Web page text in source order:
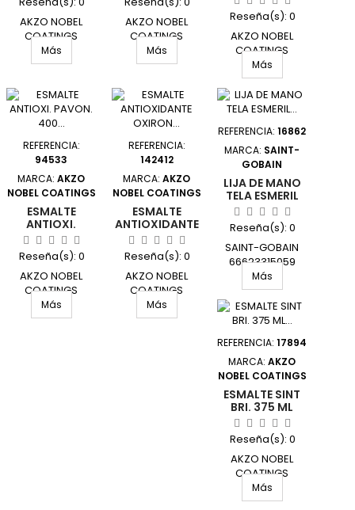
AKZO NOBEL
COATINGS
03S472104/5806557
UNIDAD
Más
SATINADO 75
ML AZUL CYA
AKZO NOBEL
COATINGS
J11083975/5699593
UNIDAD
Más
ROS/PALIDO
SATIN.
ACUALUX TI
Reseña(s): 0
AKZO NOBEL
COATINGS
J11083175/5809293
UNIDAD
Más
REFERENCIA:
94533
MARCA: AKZO
NOBEL COATINGS
ESMALTE
ANTIOXI.
PAVON. 400 ML
GR/AC EXT.
OXIRON SPRAY
TITAN
Reseña(s): 0
AKZO NOBEL
COATINGS
S2B020240/5809888
UNIDAD
Más
REFERENCIA:
142412
MARCA: AKZO
NOBEL COATINGS
ESMALTE
ANTIOXIDANTE
OXIRON LISO
BRILLO 250 ML
BLANCO TITAN
Reseña(s): 0
AKZO NOBEL
COATINGS
F2C456614/5809077
UNIDAD
Más
REFERENCIA: 16862
MARCA: SAINT-
GOBAIN
LIJA DE MANO
TELA ESMERIL
AZUL ESCUDO
GR 80 (1)
230X280MM DE
Reseña(s): 0
SAINT-GOBAIN
66623315059
UNIDAD
Más
REFERENCIA: 17894
MARCA: AKZO
NOBEL COATINGS
ESMALTE SINT
BRI. 375 ML
GR/MED
INT/EXT TITAN
Reseña(s): 0
AKZO NOBEL
COATINGS
1054938/5805582
UNIDAD
Más